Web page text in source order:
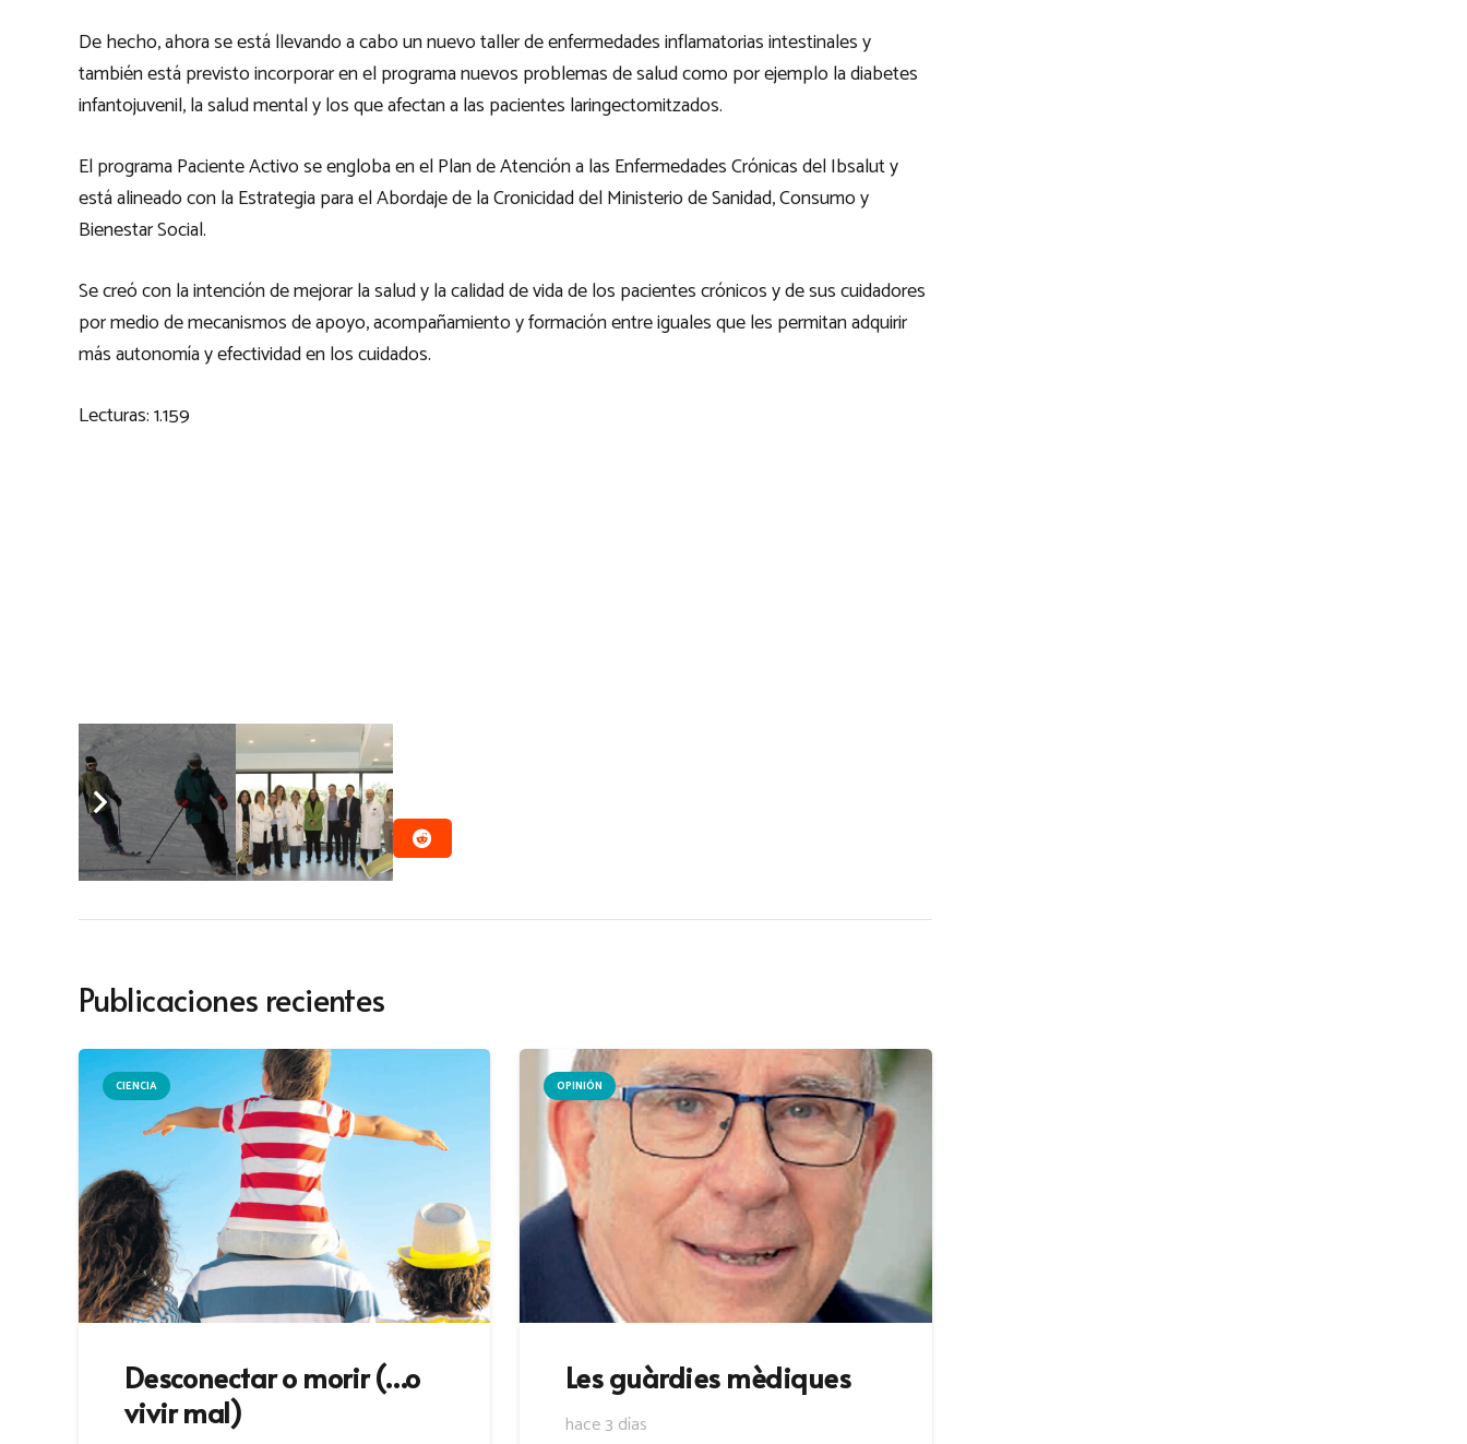
De hecho, ahora se está llevando a cabo un nuevo taller de enfermedades inflamatorias intestinales y
también está previsto incorporar en el programa nuevos problemas de salud como por ejemplo la diabetes
infantojuvenil, la salud mental y los que afectan a las pacientes laringectomitzados.
El programa Paciente Activo se engloba en el Plan de Atención a las Enfermedades Crónicas del Ibsalut y
está alineado con la Estrategia para el Abordaje de la Cronicidad del Ministerio de Sanidad, Consumo y
Bienestar Social.
Se creó con la intención de mejorar la salud y la calidad de vida de los pacientes crónicos y de sus cuidadores
por medio de mecanismos de apoyo, acompañamiento y formación entre iguales que les permitan adquirir
más autonomía y efectividad en los cuidados.
Lecturas:1.159
Publicaciones recientes
CIENCIA
Desconectar o morir (…o
vivir mal)
OPINIÓN
Les guàrdies mèdiques
hace 3 días